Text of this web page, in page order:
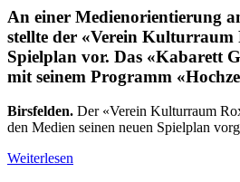
An einer Medienorientierung
stellte der «Verein Kulturraum
Spielplan vor. Das «Kabarett
mit seinem Programm
Birsfelden. Der «Verein Kulturraum
den Medien seinen neuen Spielplan
Weiterlesen